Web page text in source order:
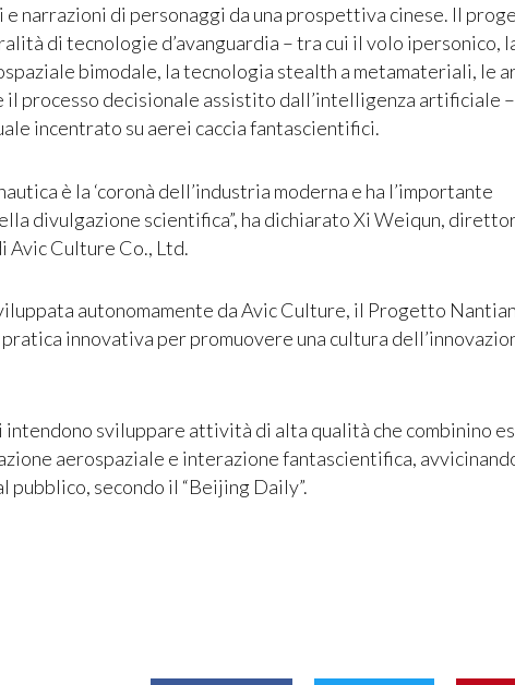
narrazioni di personaggi da una prospettiva cinese. Il
di tecnologie d’avanguardia – tra cui il volo ipersonico,
bimodale, la tecnologia stealth a metamateriali, le
processo decisionale assistito dall’intelligenza artificiale –
incentrato su aerei caccia fantascientifici.
è la ‘coronà dell’industria moderna e ha l’importante
divulgazione scientifica”, ha dichiarato Xi Weiqun,
Avic Culture Co., Ltd.
autonomamente da Avic Culture, il Progetto
innovativa per promuovere una cultura
sviluppare attività di alta qualità che combinino
aerospaziale e interazione fantascientifica,
pubblico, secondo il “Beijing Daily”.